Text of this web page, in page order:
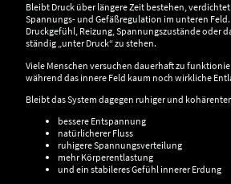
Bleibt Druck über längere Zeit bestehen,
Spannungs- und Gefäßregulation im unteren
Druckgefühl, Reizung, Spannungszustände oder
ständig „unter Druck“ zu stehen.
Viele Menschen versuchen dauerhaft zu
während das innere Feld kaum noch wirkliche
Bleibt das System dagegen ruhiger und
bessere Entspannung
natürlicherer Fluss
ruhigere Spannungsverteilung
mehr Körperentlastung
und ein stabileres Gefühl innerer Erdung